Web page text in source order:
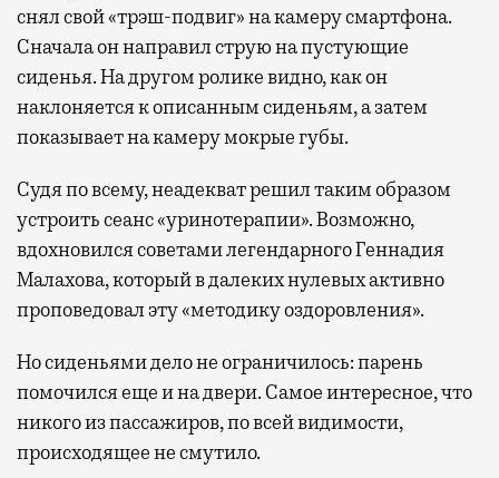
снял свой «трэш-подвиг» на камеру смартфона.
Сначала он направил струю на пустующие
сиденья. На другом ролике видно, как он
наклоняется к описанным сиденьям, а затем
показывает на камеру мокрые губы.
Судя по всему, неадекват решил таким образом
устроить сеанс «уринотерапии». Возможно,
вдохновился советами легендарного Геннадия
Малахова, который в далеких нулевых активно
проповедовал эту «методику оздоровления».
Но сиденьями дело не ограничилось: парень
помочился еще и на двери. Самое интересное, что
никого из пассажиров, по всей видимости,
происходящее не смутило.